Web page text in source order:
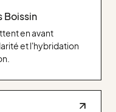
Boissin
en avant
et l'hybridation